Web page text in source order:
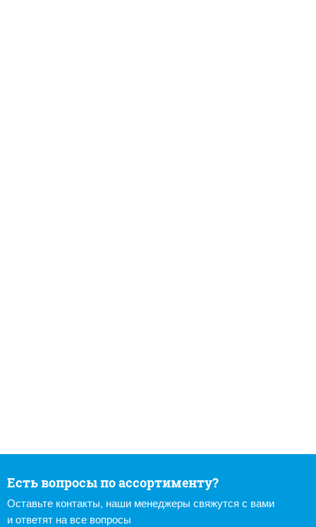
Есть вопросы по ассортименту?
Оставьте контакты, наши менеджеры свяжутся с вами
и ответят на все вопросы